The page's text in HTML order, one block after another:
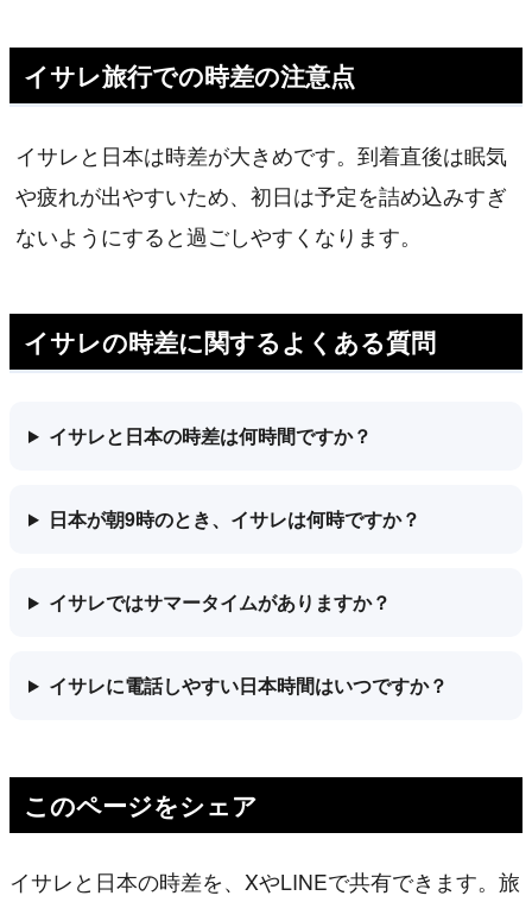
イサレ旅行での時差の注意点
イサレと日本は時差が大きめです。到着直後は眠気
や疲れが出やすいため、初日は予定を詰め込みすぎ
ないようにすると過ごしやすくなります。
イサレの時差に関するよくある質問
イサレと日本の時差は何時間ですか？
日本が朝9時のとき、イサレは何時ですか？
イサレではサマータイムがありますか？
イサレに電話しやすい日本時間はいつですか？
このページをシェア
イサレと日本の時差を、XやLINEで共有できます。旅